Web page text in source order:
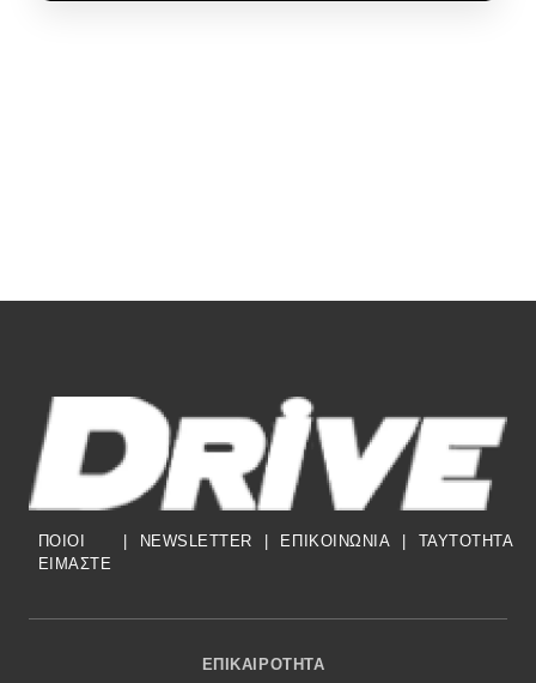
ΠΟΙΟΙ
ΕΙΜΑΣΤΕ
NEWSLETTER ΕΠΙΚΟΙΝΩΝΙΑ TAYTOTHTA
Footer Menu
ΕΠΙΚΑΙΡΌΤΗΤΑ